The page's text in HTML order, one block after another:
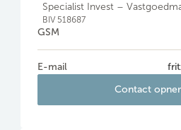
Specialist Invest –
BIV 518687
GSM
E-mail
Contact